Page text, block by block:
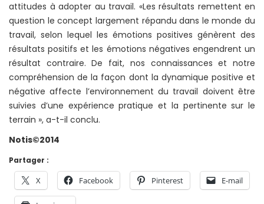
attitudes à adopter au travail. «Les résultats remettent en
question le concept largement répandu dans le monde du
travail, selon lequel les émotions positives génèrent des
résultats positifs et les émotions négatives engendrent un
résultat contraire. De fait, nos connaissances et notre
compréhension de la façon dont la dynamique positive et
négative affecte l’environnement du travail doivent être
suivies d’une expérience pratique et la pertinente sur le
terrain », a-t-il conclu.
Notis©2014
Partager :
X Facebook Pinterest E-mail